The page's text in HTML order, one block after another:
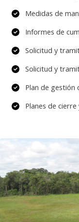
Medidas de
Informes de
Solicitud y
Solicitud y
Plan de gestión
Planes de